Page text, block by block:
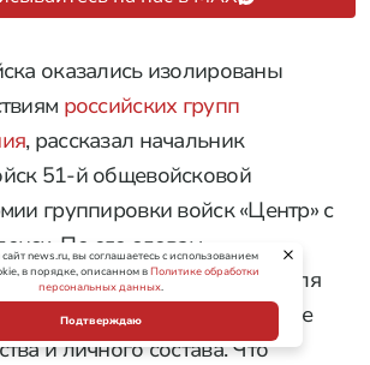
news.ru, вы соглашаетесь с использованием
в порядке, описанном вПолитике обработки
персональных данных.
Подтверждаю